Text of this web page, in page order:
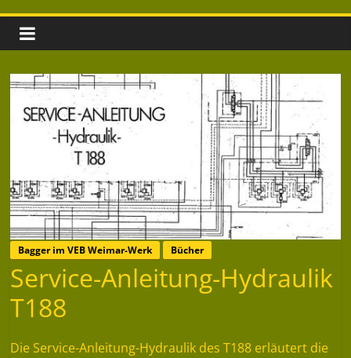
Bagger im VEB Weimar-Werk Bücher
Service-Anleitung-Hydraulik
T188
Die Service-Anleitung-Hydraulik des T188 erläutert die